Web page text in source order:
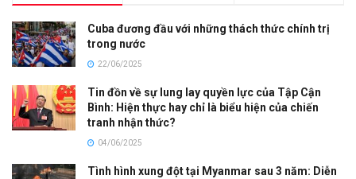
Cuba đương đầu với những thách thức chính trị
trong nước
22/06/2025
Tin đồn về sự lung lay quyền lực của Tập Cận
Bình: Hiện thực hay chỉ là biểu hiện của chiến
tranh nhận thức?
04/06/2025
Tình hình xung đột tại Myanmar sau 3 năm: Diễn